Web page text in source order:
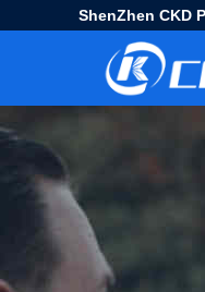
ShenZhen CKD